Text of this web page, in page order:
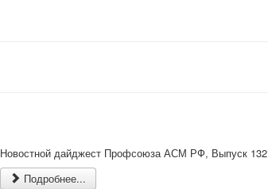
Новостной дайджест Профсоюза АСМ РФ, Выпуск 132
Подробнее...